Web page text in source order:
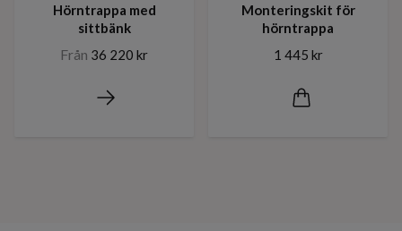
Hörntrappa med
sittbänk
Från 36 220 kr
Monteringskit för
hörntrappa
1 445 kr